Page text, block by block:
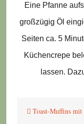
Eine Pfanne
großzügig Öl
Seiten ca. 5
Küchencrepe
lassen.
Toast-Muffins